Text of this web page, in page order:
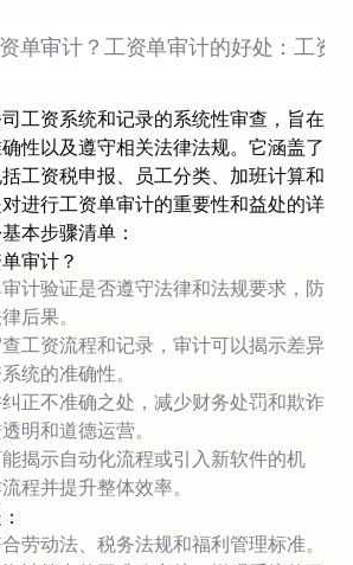
单审计？ 工资单审计的好处： 工资
工资系统和记录的系统性审查，旨在
性以及遵守相关法律法规。它涵盖了
工资税申报、员工分类、加班计算和
进行工资单审计的重要性和益处的详
本步骤清单：
审计？
计验证是否遵守法律和法规要求，防
后果。
工资流程和记录，审计可以揭示差异
统的准确性。
正不准确之处，减少财务处罚和欺诈
明和道德运营。
揭示自动化流程或引入新软件的机
程并提升整体效率。
劳动法、税务法规和福利管理标准。